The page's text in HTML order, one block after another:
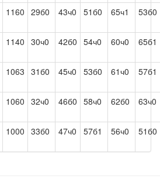
1160 29б0 43ч0 51б0 65ч1 53б0
1140 30ч0 42б0 54ч0 60ч0 65б1
1063 31б0 45ч0 53б0 61ч0 57б1
1060 32ч0 46б0 58ч0 62б0 63ч0
1000 33б0 47ч0 57б1 56ч0 51б0